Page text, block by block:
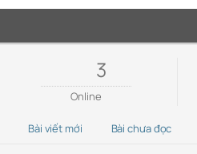
3
Online
Bài viết mới Bài chưa đọc